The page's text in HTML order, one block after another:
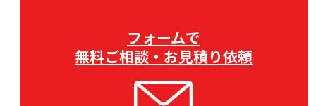
フォームで
無料ご相談・お見積り依頼